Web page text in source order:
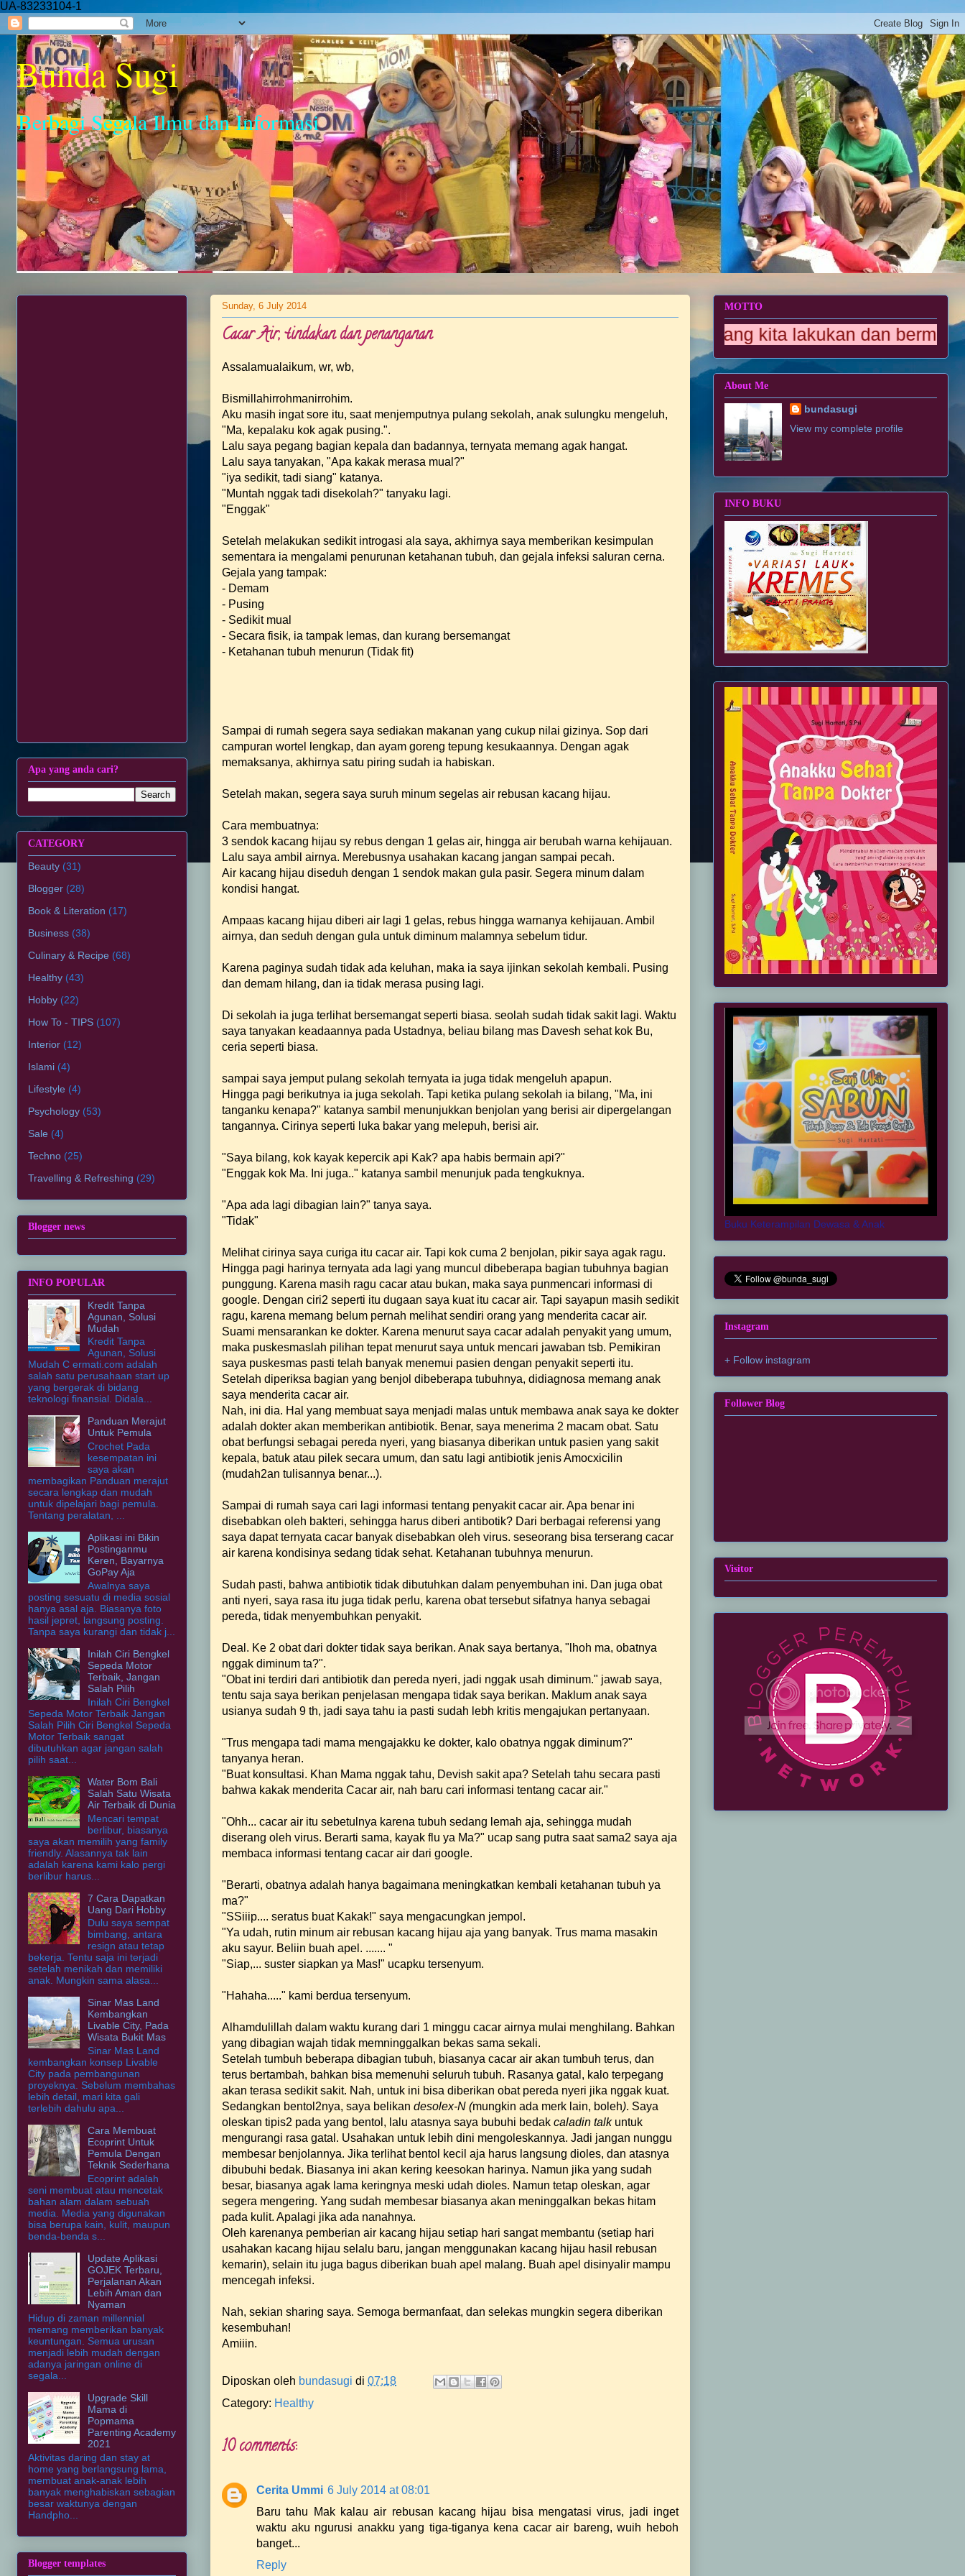
UA-83233104-1
Bunda Sugi
Berbagi Segala Ilmu dan Informasi
Sunday, 6 July 2014
Cacar Air, tindakan dan penanganan
Assalamualaikum, wr, wb,
Bismillahirrohmanirrohim.
Aku masih ingat sore itu, saat menjemputnya pulang sekolah, anak sulungku mengeluh,
"Ma, kepalaku kok agak pusing.".
Lalu saya pegang bagian kepala dan badannya, ternyata memang agak hangat.
Lalu saya tanyakan, "Apa kakak merasa mual?"
"iya sedikit, tadi siang" katanya.
"Muntah nggak tadi disekolah?" tanyaku lagi.
"Enggak"
Setelah melakukan sedikit introgasi ala saya, akhirnya saya memberikan kesimpulan
sementara ia mengalami penurunan ketahanan tubuh, dan gejala infeksi saluran cerna.
Gejala yang tampak:
- Demam
- Pusing
- Sedikit mual
- Secara fisik, ia tampak lemas, dan kurang bersemangat
- Ketahanan tubuh menurun (Tidak fit)
Sampai di rumah segera saya sediakan makanan yang cukup nilai gizinya. Sop dari
campuran wortel lengkap, dan ayam goreng tepung kesukaannya. Dengan agak
memaksanya, akhirnya satu piring sudah ia habiskan.
Setelah makan, segera saya suruh minum segelas air rebusan kacang hijau.
Cara membuatnya:
3 sendok kacang hijau sy rebus dengan 1 gelas air, hingga air berubah warna kehijauan.
Lalu saya ambil airnya. Merebusnya usahakan kacang jangan sampai pecah.
Air kacang hijau diseduh dengan 1 sendok makan gula pasir. Segera minum dalam
kondisi hangat.
Ampaas kacang hijau diberi air lagi 1 gelas, rebus hingga warnanya kehijauan. Ambil
airnya, dan seduh dengan gula untuk diminum malamnya sebelum tidur.
Karena paginya sudah tidak ada keluhan, maka ia saya ijinkan sekolah kembali. Pusing
dan demam hilang, dan ia tidak merasa pusing lagi.
Di sekolah ia juga terlihat bersemangat seperti biasa. seolah sudah tidak sakit lagi. Waktu
saya tanyakan keadaannya pada Ustadnya, beliau bilang mas Davesh sehat kok Bu,
ceria seperti biasa.
sampai saya jemput pulang sekolah ternyata ia juga tidak mengeluh apapun.
Hingga pagi berikutnya ia juga sekolah. Tapi ketika pulang sekolah ia bilang, "Ma, ini
tanganku kenapa?" katanya sambil menunjukkan benjolan yang berisi air dipergelangan
tangannya. Cirinya seperti luka bakar yang melepuh, berisi air.
"Saya bilang, kok kayak kepercik api Kak? apa habis bermain api?"
"Enggak kok Ma. Ini juga.." katanya sambil menunjuk pada tengkuknya.
"Apa ada lagi dibagian lain?" tanya saya.
"Tidak"
Melihat cirinya saya curiga itu cacar air. Tapi kok cuma 2 benjolan, pikir saya agak ragu.
Hingga pagi harinya ternyata ada lagi yang muncul dibeberapa bagian tubuhnya bagian
punggung. Karena masih ragu cacar atau bukan, maka saya punmencari informasi di
google. Dengan ciri2 seperti itu dugaan saya kuat itu cacar air. Tapi sayapun masih sedikit
ragu, karena memang belum pernah melihat sendiri orang yang menderita cacar air.
Suami mensarankan ke dokter. Karena menurut saya cacar adalah penyakit yang umum,
maka puskesmaslah pilihan tepat menurut saya untuk mencari jawaban tsb. Pemikiran
saya puskesmas pasti telah banyak menemui pasien dengan penyakit seperti itu.
Setelah diperiksa bagian yang benjol dibeberapa tubuhnya, didiagnosa memang anak
saya menderita cacar air.
Nah, ini dia. Hal yang membuat saya menjadi malas untuk membawa anak saya ke dokter
adalah dokter akan memberikan antibiotik. Benar, saya menerima 2 macam obat. Satu
obat berfungsi sebagai pereda nyeri, yang biasanya diberikan untuk pasien yang sakit
kepala, batuk atau pilek secara umum, dan satu lagi antibiotik jenis Amocxicilin
(mudah2an tulisannya benar...).
Sampai di rumah saya cari lagi informasi tentang penyakit cacar air. Apa benar ini
disebabkan oleh bakteri, sehingga harus diberi antibotik? Dari berbagai referensi yang
saya dapat ternyata cacar banyak disebabkan oleh virus. seseorang bisa terserang cacar
air karena kondisinya sedang tidak sehat. Ketahanan tubuhnya menurun.
Sudah pasti, bahwa antibiotik tidak dibutuhkan dalam penyembuhan ini. Dan juga obat
anti nyeri, saya rasa itu juga tidak perlu, karena obat tersebut sifatnya hanya sebagai
pereda, tidak menyembuhkan penyakit.
Deal. Ke 2 obat dari dokter tidak saya berikan. Anak saya bertanya, "lhoh ma, obatnya
nggak diminum ta?".
"Obat ini terdiri dari antibiotik dan pereda nyeri, jadi nggak usah diminum." jawab saya,
tentu saja saya berikan penjelasan mengapa tidak saya berikan. Maklum anak saya
usianya sudah 9 th, jadi saya tahu ia pasti sudah lebh kritis mengajukan pertanyaan.
"Trus mengapa tadi mama mengajakku ke dokter, kalo obatnya nggak diminum?"
tanyanya heran.
"Buat konsultasi. Khan Mama nggak tahu, Devish sakit apa? Setelah tahu secara pasti
bahwa kakak menderita Cacar air, nah baru cari informasi tentang cacar air."
"Ohh... cacar air itu sebetulnya karena tubuh sedang lemah aja, sehingga mudah
diserang oleh virus. Berarti sama, kayak flu ya Ma?" ucap sang putra saat sama2 saya aja
membaca informasi tentang cacar air dari google.
"Berarti, obatnya adalah hanya bagaimana meningkatkan kembali ketahanan tubuh ya
ma?"
"SSiiip.... seratus buat Kakak!" saya mengacungkan jempol.
"Ya udah, rutin minum air rebusan kacang hijau aja yang banyak. Trus mama masakin
aku sayur. Beliin buah apel. ....... "
"Siap,... suster siapkan ya Mas!" ucapku tersenyum.
"Hahaha....." kami berdua tersenyum.
Alhamdulillah dalam waktu kurang dari 1 minggu cacar airnya mulai menghilang. Bahkan
yang dibagian wajah tidak memninggalkan bekas sama sekali.
Setelah tumbuh beberapa dibagian tubuh, biasanya cacar air akan tumbuh terus, dan
terus bertambah, bahkan bisa memenuhi seluruh tubuh. Rasanya gatal, kalo terpegang
akan terasa sedikit sakit. Nah, untuk ini bisa diberikan obat pereda nyeri jika nggak kuat.
Sedangkan bentol2nya, saya belikan desolex-N (mungkin ada merk lain, boleh). Saya
oleskan tipis2 pada yang bentol, lalu atasnya saya bubuhi bedak caladin talk untuk
mengurangi rasa gatal. Usahakan untuk lebih dini mengoleskannya. Jadi jangan nunggu
membesar benjolannya. Jika terlihat bentol kecil aja harus langsung dioles, dan atasnya
dibubuhi bedak. Biasanya ini akan kering keesokan harinya. Namun jika yang sudah
besar, biasanya agak lama keringnya meski udah dioles. Namun tetap oleskan, agar
segera mengering. Yang sudah membesar biasanya akan meninggalkan bekas hitam
pada kulit. Apalagi jika ada nanahnya.
Oleh karenanya pemberian air kacang hijau setiap hari sangat membantu (setiap hari
usahakan kacang hijau selalu baru, jangan menggunakan kacang hijau hasil rebusan
kemarin), selain itu juga bagus diberikan buah apel malang. Buah apel disinyalir mampu
mencegah infeksi.
Nah, sekian sharing saya. Semoga bermanfaat, dan selekas mungkin segera diberikan
kesembuhan!
Amiiin.
Diposkan oleh bundasugi di 07:18
Category: Healthy
10 comments:
Cerita Ummi 6 July 2014 at 08:01
Baru tahu Mak kalau air rebusan kacang hijau bisa mengatasi virus, jadi inget
waktu aku ngurusi anakku yang tiga-tiganya kena cacar air bareng, wuih heboh
banget...
Reply
Apa yang anda cari?
CATEGORY
Beauty (31)
Blogger (28)
Book & Literation (17)
Business (38)
Culinary & Recipe (68)
Healthy (43)
Hobby (22)
How To - TIPS (107)
Interior (12)
Islami (4)
Lifestyle (4)
Psychology (53)
Sale (4)
Techno (25)
Travelling & Refreshing (29)
Blogger news
INFO POPULAR
Kredit Tanpa
Agunan, Solusi
Mudah
Kredit Tanpa
Agunan, Solusi
Mudah C ermati.com adalah
salah satu perusahaan start up
yang bergerak di bidang
teknologi finansial. Didala...
Panduan Merajut
Untuk Pemula
Crochet Pada
kesempatan ini
saya akan
membagikan Panduan merajut
secara lengkap dan mudah
untuk dipelajari bagi pemula.
Tentang peralatan, ...
Aplikasi ini Bikin
Postinganmu
Keren, Bayarnya
GoPay Aja
Awalnya saya
posting sesuatu di media sosial
hanya asal aja. Biasanya foto
hasil jepret, langsung posting.
Tanpa saya kurangi dan tidak j...
Inilah Ciri Bengkel
Sepeda Motor
Terbaik, Jangan
Salah Pilih
Inilah Ciri Bengkel
Sepeda Motor Terbaik Jangan
Salah Pilih Ciri Bengkel Sepeda
Motor Terbaik sangat
dibutuhkan agar jangan salah
pilih saat...
Water Bom Bali
Salah Satu Wisata
Air Terbaik di Dunia
Mencari tempat
berlibur, biasanya
saya akan memilih yang family
friendly. Alasannya tak lain
adalah karena kami kalo pergi
berlibur harus...
7 Cara Dapatkan
Uang Dari Hobby
Dulu saya sempat
bimbang, antara
resign atau tetap
bekerja. Tentu saja ini terjadi
setelah menikah dan memiliki
anak. Mungkin sama alasa...
Sinar Mas Land
Kembangkan
Livable City, Pada
Wisata Bukit Mas
Sinar Mas Land
kembangkan konsep Livable
City pada pembangunan
proyeknya. Sebelum membahas
lebih detail, mari kita gali
terlebih dahulu apa...
Cara Membuat
Ecoprint Untuk
Pemula Dengan
Teknik Sederhana
Ecoprint adalah
seni membuat atau mencetak
bahan alam dalam sebuah
media. Media yang digunakan
bisa berupa kain, kulit, maupun
benda-benda s...
Update Aplikasi
GOJEK Terbaru,
Perjalanan Akan
Lebih Aman dan
Nyaman
Hidup di zaman millennial
memang memberikan banyak
keuntungan. Semua urusan
menjadi lebih mudah dengan
adanya jaringan online di
segala...
Upgrade Skill
Mama di
Popmama
Parenting Academy
2021
Aktivitas daring dan stay at
home yang berlangsung lama,
membuat anak-anak lebih
banyak menghabiskan sebagian
besar waktunya dengan
Handpho...
Blogger templates
MOTTO
Setiap yang kita lakukan dan bermanfaat
About Me
bundasugi
View my complete profile
INFO BUKU
Buku Keterampilan Dewasa & Anak
Instagram
+ Follow instagram
Follower Blog
Visitor